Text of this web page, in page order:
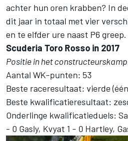
achter hun oren krabben? In
dit jaar in totaal met vier
en te elfder ure naast P6 greep.
Scuderia Toro Rosso in 2017
Positie in het
Aantal WK-punten: 53
Beste raceresultaat: vierde
Beste kwalificatieresultaat:
Onderlinge kwalificatieduels:
- 0 Gasly, Kvyat 1 - 0 Hartley,